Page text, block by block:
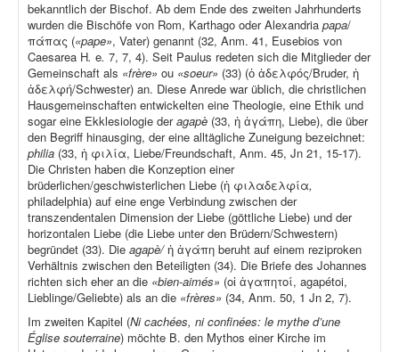
bekanntlich der Bischof. Ab dem Ende des zweiten Jahrhunderts
wurden die Bischöfe von Rom, Karthago oder Alexandria papa/
πάπας («pape», Vater) genannt (32, Anm. 41, Eusebios von
Caesarea H. e. 7, 7, 4). Seit Paulus redeten sich die Mitglieder der
Gemeinschaft als «frère» ou «soeur» (33) (ὁ ἀδελφός/Bruder, ἡ
ἀδελφή/Schwester) an. Diese Anrede war üblich, die christlichen
Hausgemeinschaften entwickelten eine Theologie, eine Ethik und
sogar eine Ekklesiologie deragapè (33, ἡ ἀγάπη, Liebe), die über
den Begriff hinausging, der eine alltägliche Zuneigung bezeichnet:
philia (33, ἡ φιλία, Liebe/Freundschaft, Anm. 45, Jn 21, 15-17).
Die Christen haben die Konzeption einer
brüderlichen/geschwisterlichen Liebe (ἡ φιλαδελφία,
philadelphia) auf eine enge Verbindung zwischen der
transzendentalen Dimension der Liebe (göttliche Liebe) und der
horizontalen Liebe (die Liebe unter den Brüdern/Schwestern)
begründet (33). Die agapè/ἡ ἀγάπη beruht auf einem reziproken
Verhältnis zwischen den Beteiligten (34). Die Briefe des Johannes
richten sich eher an die «bien-aimés» (οἱ ἀγαπητοί, agapétoi,
Lieblinge/Geliebte) als an die «frères» (34, Anm. 50, 1 Jn 2, 7).
Im zweiten Kapitel (Ni cachées, ni confinées: le mythe d’une
Église souterraine) möchte B. den Mythos einer Kirche im